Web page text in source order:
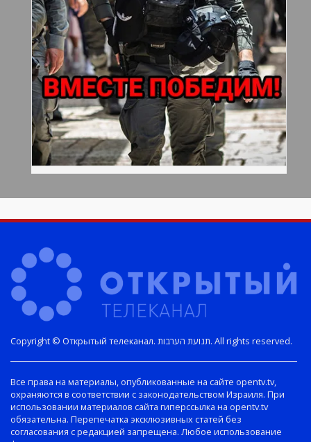
Copyright © Открытый телеканал. תנועת הערבות. All rights reserved.
Все права на материалы, опубликованные на сайте opentv.tv,
охраняются в соответствии с законодательством Израиля. При
использовании материалов сайта гиперссылка на opentv.tv
обязательна. Перепечатка эксклюзивных статей без
согласования с редакцией запрещена. Любое использование